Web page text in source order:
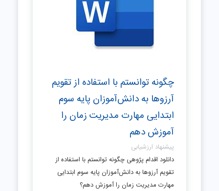
چگونه توانستم با استفاده از تقویم
آرزوها به دانش‌آموزان پایه سوم
ابتدایی مهارت مدیریت زمان را
آموزش دهم
پیشنهاد ارزشیابی
دانلود اقدام پژوهی چگونه توانستم با استفاده از
تقویم آرزوها به دانش‌آموزان پایه سوم ابتدایی
مهارت مدیریت زمان را آموزش دهم؟